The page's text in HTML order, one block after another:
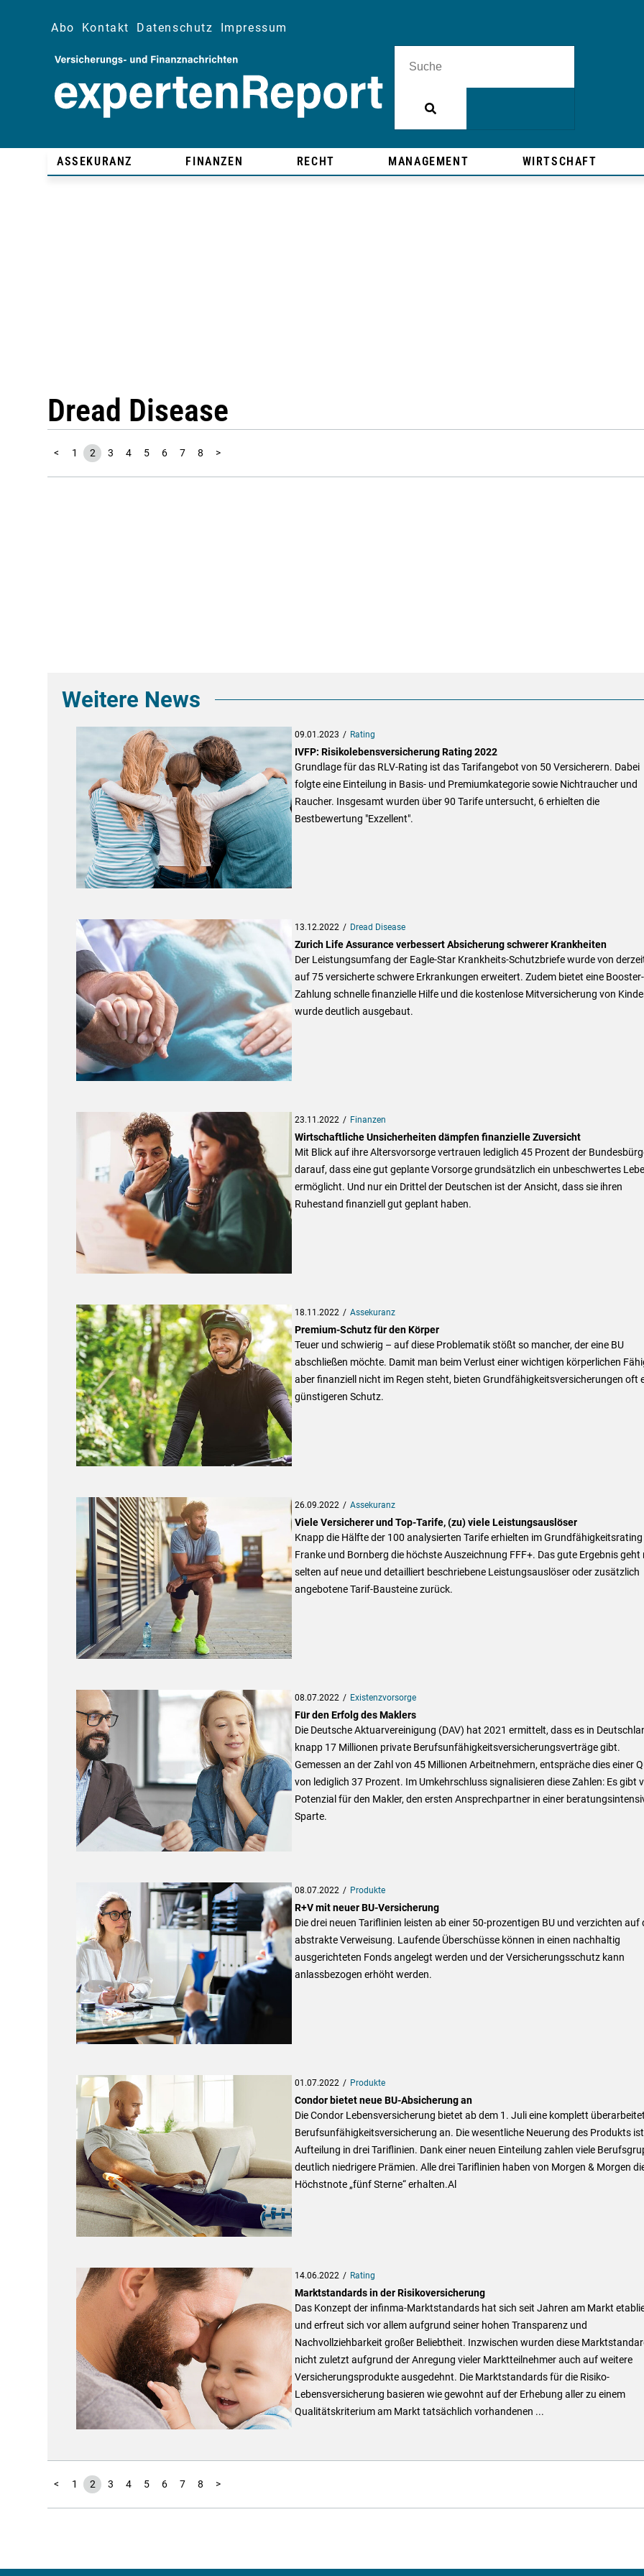
Abo Kontakt Datenschutz Impressum
ASSEKURANZ FINANZEN RECHT MANAGEMENT WIRTSCHAFT
Dread Disease
< 1 2 3 4 5 6 7 8 >
Weitere News
09.01.2023 Rating
IVFP: Risikolebensversicherung Rating 2022
Grundlage für das RLV-Rating ist das Tarifangebot von 50 Versicherern. Dabei
folgte eine Einteilung in Basis- und Premiumkategorie sowie Nichtraucher und
Raucher. Insgesamt wurden über 90 Tarife untersucht, 6 erhielten die
Bestbewertung "Exzellent".
13.12.2022 Dread Disease
Zurich Life Assurance verbessert Absicherung schwerer Krankheiten
Der Leistungsumfang der Eagle-Star Krankheits-Schutzbriefe wurde von
auf 75 versicherte schwere Erkrankungen erweitert. Zudem bietet eine Booster-
Zahlung schnelle finanzielle Hilfe und die kostenlose Mitversicherung von
wurde deutlich ausgebaut.
23.11.2022 Finanzen
Wirtschaftliche Unsicherheiten dämpfen finanzielle Zuversicht
Mit Blick auf ihre Altersvorsorge vertrauen lediglich 45 Prozent der
darauf, dass eine gut geplante Vorsorge grundsätzlich ein unbeschwertes
ermöglicht. Und nur ein Drittel der Deutschen ist der Ansicht, dass sie ihren
Ruhestand finanziell gut geplant haben.
18.11.2022 Assekuranz
Premium-Schutz für den Körper
Teuer und schwierig – auf diese Problematik stößt so mancher, der eine BU
abschließen möchte. Damit man beim Verlust einer wichtigen körperlichen
aber finanziell nicht im Regen steht, bieten Grundfähigkeitsversicherungen oft
günstigeren Schutz.
26.09.2022 Assekuranz
Viele Versicherer und Top-Tarife, (zu) viele Leistungsauslöser
Knapp die Hälfte der 100 analysierten Tarife erhielten im
Franke und Bornberg die höchste Auszeichnung FFF+. Das gute Ergebnis geht
selten auf neue und detailliert beschriebene Leistungsauslöser oder zusätzlich
angebotene Tarif-Bausteine zurück.
08.07.2022 Existenzvorsorge
Für den Erfolg des Maklers
Die Deutsche Aktuarvereinigung (DAV) hat 2021 ermittelt, dass es in
knapp 17 Millionen private Berufsunfähigkeitsversicherungsverträge gibt.
Gemessen an der Zahl von 45 Millionen Arbeitnehmern, entspräche dies einer
von lediglich 37 Prozent. Im Umkehrschluss signalisieren diese Zahlen: Es gibt
Potenzial für den Makler, den ersten Ansprechpartner in einer
Sparte.
08.07.2022 Produkte
R+V mit neuer BU-Versicherung
Die drei neuen Tariflinien leisten ab einer 50-prozentigen BU und verzichten auf
abstrakte Verweisung. Laufende Überschüsse können in einen nachhaltig
ausgerichteten Fonds angelegt werden und der Versicherungsschutz kann
anlassbezogen erhöht werden.
01.07.2022 Produkte
Condor bietet neue BU-Absicherung an
Die Condor Lebensversicherung bietet ab dem 1. Juli eine komplett
Berufsunfähigkeitsversicherung an. Die wesentliche Neuerung des Produkts
Aufteilung in drei Tariflinien. Dank einer neuen Einteilung zahlen viele
deutlich niedrigere Prämien. Alle drei Tariflinien haben von Morgen & Morgen
Höchstnote „fünf Sterne“ erhalten.Al
14.06.2022 Rating
Marktstandards in der Risikoversicherung
Das Konzept der infinma-Marktstandards hat sich seit Jahren am Markt
und erfreut sich vor allem aufgrund seiner hohen Transparenz und
Nachvollziehbarkeit großer Beliebtheit. Inzwischen wurden diese
nicht zuletzt aufgrund der Anregung vieler Marktteilnehmer auch auf weitere
Versicherungsprodukte ausgedehnt. Die Marktstandards für die Risiko-
Lebensversicherung basieren wie gewohnt auf der Erhebung aller zu einem
Qualitätskriterium am Markt tatsächlich vorhandenen ...
< 1 2 3 4 5 6 7 8 >